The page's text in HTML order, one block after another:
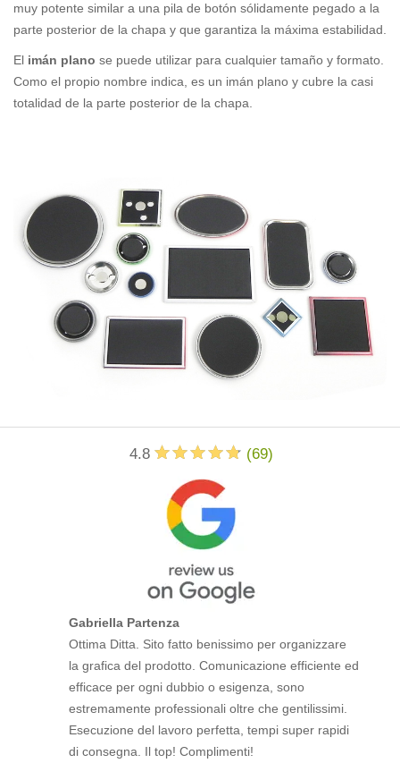
muy potente similar a una pila de botón sólidamente pegado a la
parte posterior de la chapa y que garantiza la máxima estabilidad.
El imán plano se puede utilizar para cualquier tamaño y formato.
Como el propio nombre indica, es un imán plano y cubre la casi
totalidad de la parte posterior de la chapa.
4.8 (69)
Gabriella Partenza
Ottima Ditta. Sito fatto benissimo per organizzare
la grafica del prodotto. Comunicazione efficiente ed
efficace per ogni dubbio o esigenza, sono
estremamente professionali oltre che gentilissimi.
Esecuzione del lavoro perfetta, tempi super rapidi
di consegna. Il top! Complimenti!